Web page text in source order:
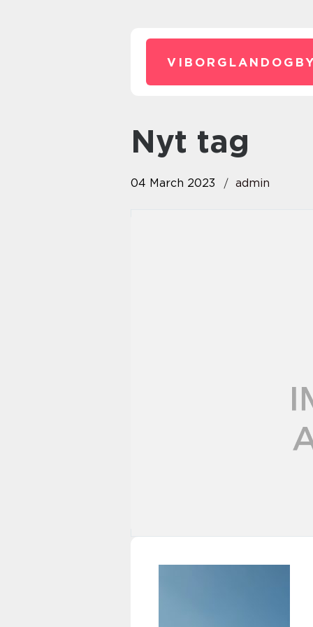
Nyt tag
04 March 2023 admin